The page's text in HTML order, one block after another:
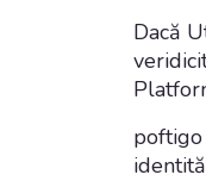
Dacă